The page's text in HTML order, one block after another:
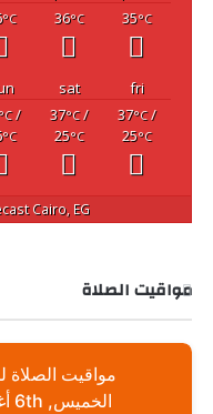
35°C
36°C
°C
fri
sat
37°C/
25°C
37°C/
25°C
/
°C
Cairo, EG
weather forecast ▸
مواقيت الصلاة
مواقيت الصلاة
الخميس, 6th أغسطس, 2026